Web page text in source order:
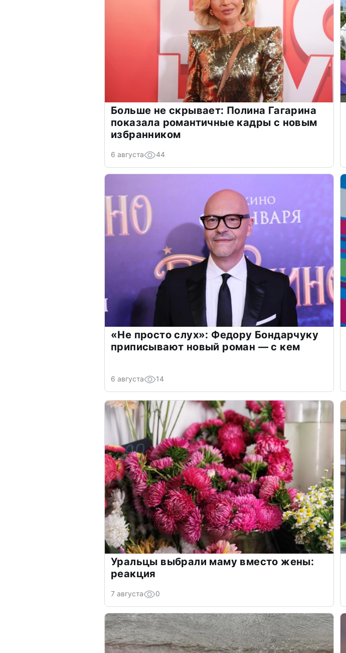
Больше не скрывает: Полина Гагарина
показала романтичные кадры с новым
избранником
6 августа 44
«Не просто слух»: Федору Бондарчуку
приписывают новый роман — с кем
6 августа 14
Уральцы выбрали маму вместо жены:
реакция
7 августа 0